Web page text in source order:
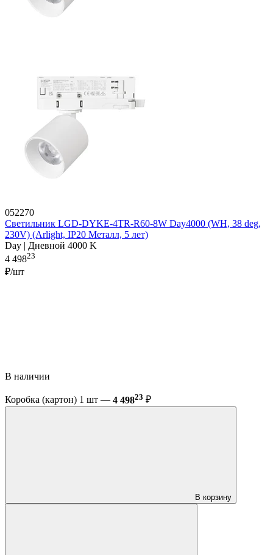
052270
Светильник LGD-DYKE-4TR-R60-8W Day4000 (WH, 38 deg,
230V) (Arlight, IP20 Металл, 5 лет)
Day | Дневной 4000 K
4 49823
₽/шт
В наличии
Коробка (картон) 1 шт — 4 49823 ₽
В корзину